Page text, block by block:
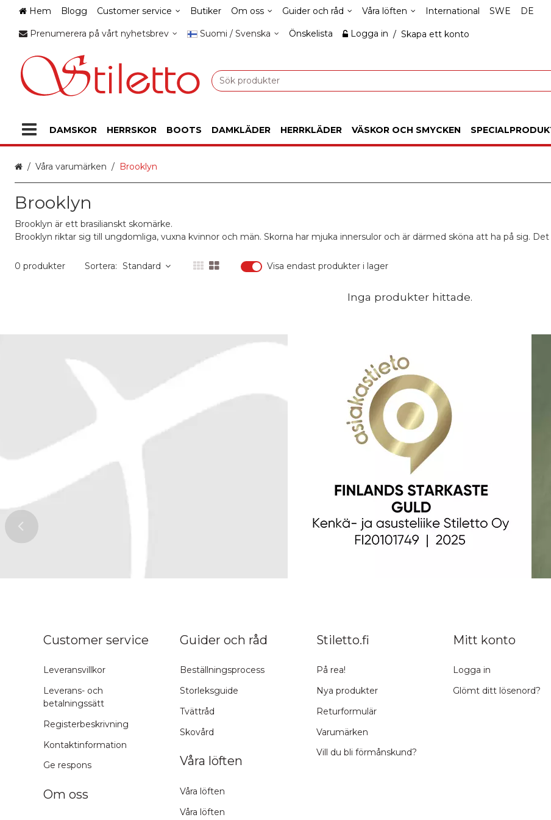
Hem Blogg Customer service Butiker Om oss Guider och råd Våra löften International SWE DE
Prenumerera på vårt nyhetsbrev Suomi / Svenska Önskelista Logga in / Skapa ett konto
DAMSKOR HERRSKOR BOOTS DAMKLÄDER HERRKLÄDER VÄSKOR OCH SMYCKEN
HemVåra varumärken Brooklyn
Brooklyn
Brooklyn är ett brasilianskt skomärke.
Brooklyn riktar sig till ungdomliga, vuxna kvinnor och män. Skorna har mjuka innersulor och är därmed sköna att ha på sig.
Inga produkter hittade.
0 produkter Sortera: Standard Visa endast produkter i lager
Customer service
Leveransvillkor
Leverans- och
betalningssätt
Registerbeskrivning
Kontaktinformation
Ge respons
Om oss
Guider och råd
Beställningsprocess
Storleksguide
Tvättråd
Skovård
Våra löften
Våra löften
Våra löften
Stiletto.fi
På rea!
Nya produkter
Returformulär
Varumärken
Vill du bli förmånskund?
Mitt konto
Logga in
Glömt ditt lösenord?